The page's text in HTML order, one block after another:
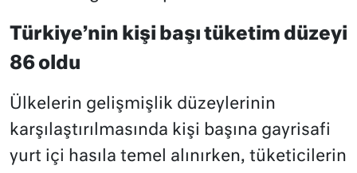
Türkiye’nin kişi başı tüketim düzeyi
86 oldu
Ülkelerin gelişmişlik düzeylerinin
karşılaştırılmasında kişi başına gayrisafi
yurt içi hasıla temel alınırken, tüketicilerin